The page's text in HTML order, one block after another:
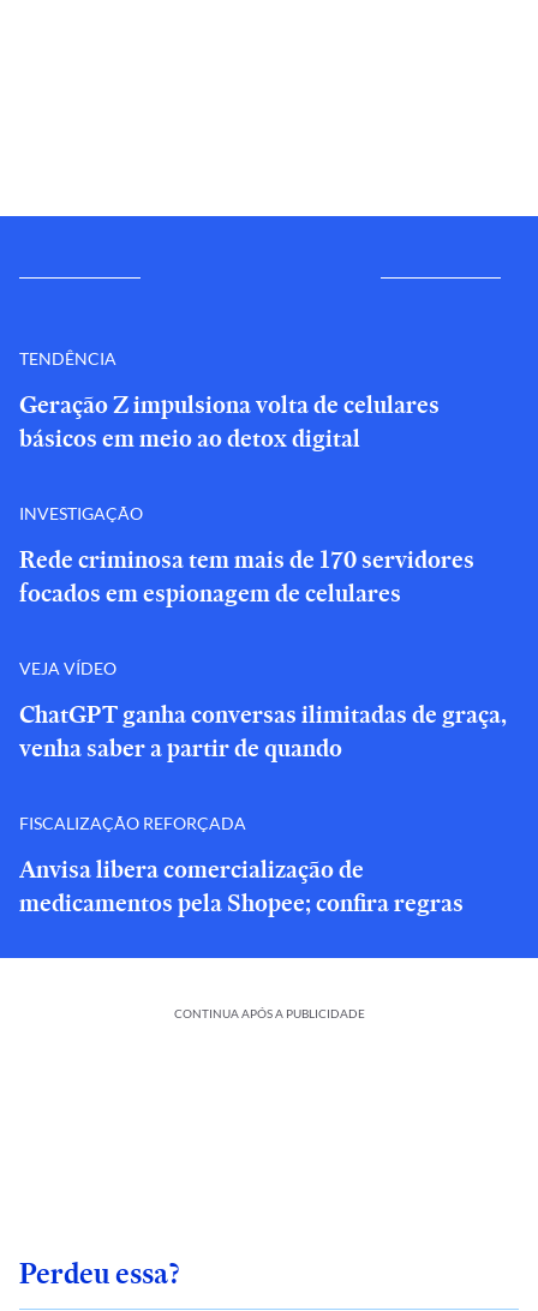
TENDÊNCIA
Geração Z impulsiona volta de celulares
básicos em meio ao detox digital
INVESTIGAÇÃO
Rede criminosa tem mais de 170 servidores
focados em espionagem de celulares
VEJA VÍDEO
ChatGPT ganha conversas ilimitadas de graça,
venha saber a partir de quando
FISCALIZAÇÃO REFORÇADA
Anvisa libera comercialização de
medicamentos pela Shopee; confira regras
CONTINUA APÓS A PUBLICIDADE
Perdeu essa?